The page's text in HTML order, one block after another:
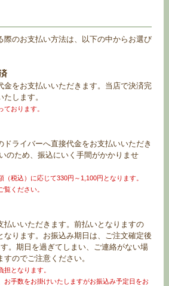
際のお支払い方法は、以下の中からお選び
金をお支払いいただきます。当店で決済完
します。
おります。
ドライバーへ直接代金をお支払いいただき
のため、振込にいく手間がかかりませ
税込）に応じて330円～1,100円となります。
覧ください。
払いいただきます。前払いとなりますの
なります。お振込み期日は、ご注文確定後
。期日を過ぎてしまい、ご連絡がない場
のでご注意ください。
となります。
手数をお掛けいたしますがお振込み予定日をお